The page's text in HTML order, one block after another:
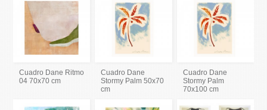
Cuadro Dane Ritmo
04 70x70 cm
Cuadro Dane
Stormy Palm 50x70
cm
Cuadro Dane
Stormy Palm
70x100 cm